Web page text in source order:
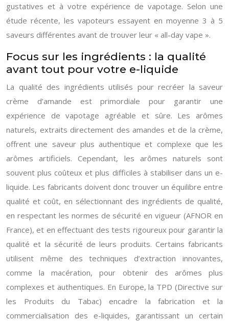
gustatives et à votre expérience de vapotage. Selon une
étude récente, les vapoteurs essayent en moyenne 3 à 5
saveurs différentes avant de trouver leur « all-day vape ».
Focus sur les ingrédients : la qualité
avant tout pour votre e-liquide
La qualité des ingrédients utilisés pour recréer la saveur
crème d’amande est primordiale pour garantir une
expérience de vapotage agréable et sûre. Les arômes
naturels, extraits directement des amandes et de la crème,
offrent une saveur plus authentique et complexe que les
arômes artificiels. Cependant, les arômes naturels sont
souvent plus coûteux et plus difficiles à stabiliser dans un e-
liquide. Les fabricants doivent donc trouver un équilibre entre
qualité et coût, en sélectionnant des ingrédients de qualité,
en respectant les normes de sécurité en vigueur (AFNOR en
France), et en effectuant des tests rigoureux pour garantir la
qualité et la sécurité de leurs produits. Certains fabricants
utilisent même des techniques d’extraction innovantes,
comme la macération, pour obtenir des arômes plus
complexes et authentiques. En Europe, la TPD (Directive sur
les Produits du Tabac) encadre la fabrication et la
commercialisation des e-liquides, garantissant un certain